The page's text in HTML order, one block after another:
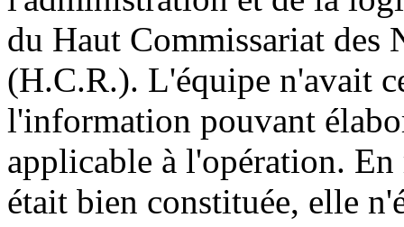
du Haut Commissariat des
(H.C.R.). L'équipe n'avait
l'information pouvant
applicable à l'opération.
était bien constituée, elle